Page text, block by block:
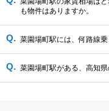
菜園場町駅の家賃相場は
も物件はありますか。
菜園場町駅には、何路線
菜園場町駅がある、高知